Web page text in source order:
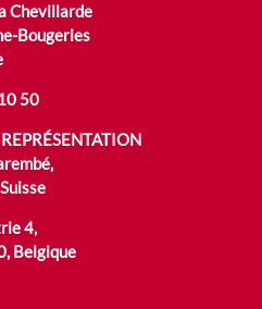
Chevillarde
Bougeries
50
4,
Belgique